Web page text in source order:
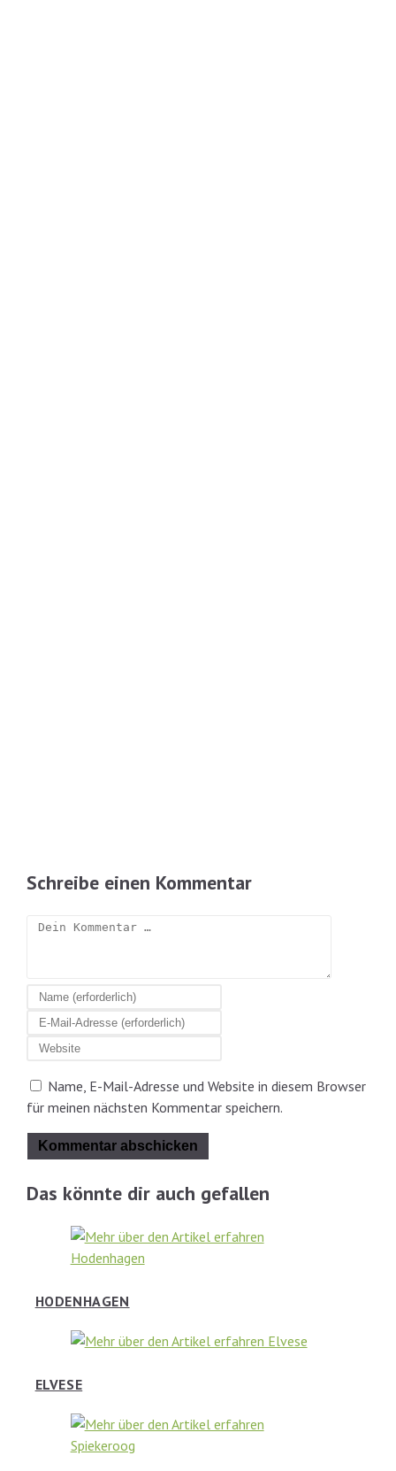
Schreibe einen Kommentar
Kommentar
Gib
deinen
oder
Benutzernamen
zum
ein
Gib
deine
Mail-
Adresse
Kommentieren
Gib
Website-
URL
ein
(optional)
Name, E-Mail-Adresse und Website in diesem Browser
für meinen nächsten Kommentar speichern.
Das könnte dir auch gefallen
HODENHAGEN
ELVESE